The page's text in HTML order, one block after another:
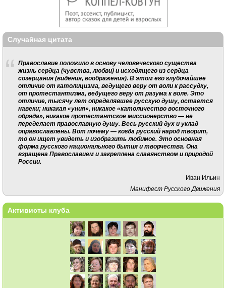
Случайная цитата
Православие положило в основу человеческого существа
жизнь сердца (чувства, любви) и исходящего из сердца
созерцания (видения, воображения). В этом его глубочайшее
отличие от католицизма, ведущего веру от воли к рассудку,
от протестантизма, ведущего веру от разума к воле. Это
отличие, тысячу лет определявшее русскую душу, остается
навеки; никакая «уния», никакое «католичество восточного
обряда», никакое протестантское миссионерство — не
переделает православную душу. Весь русский дух и уклад
оправославлены. Вот почему — когда русский народ творит,
то он ищет увидеть и изобразить любимое. Это основная
форма русского национального бытия и творчества. Она
взращена Православием и закреплена славянством и природой
России.
Иван Ильин
Манифест Русского Движения
Активисты клуба